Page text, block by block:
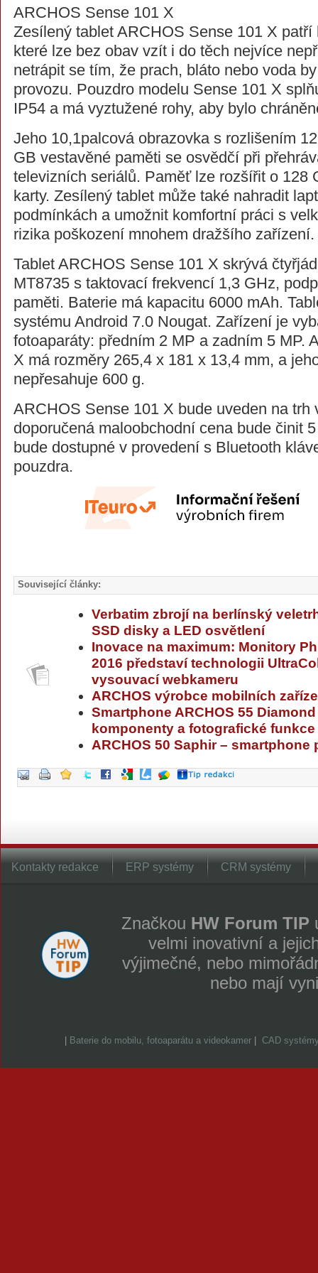
ARCHOS Sense 101 X
Zesílený tablet ARCHOS Sense 101 X
které lze bez obav vzít i do těch nejvíce
netrápit se tím, že prach, bláto nebo voda
provozu. Pouzdro modelu Sense 101 X
IP54 a má vyztužené rohy, aby bylo
Jeho 10,1palcová obrazovka s rozlišením
GB vestavěné paměti se osvědčí při
televizních seriálů. Paměť lze rozšířit o 128
karty. Zesílený tablet může také nahradit
podmínkách a umožnit komfortní práci s
rizika poškození mnohem dražšího zařízení.
Tablet ARCHOS Sense 101 X skrývá
MT8735 s taktovací frekvencí 1,3 GHz,
paměti. Baterie má kapacitu 6000 mAh.
systému Android 7.0 Nougat. Zařízení je
fotoaparáty: předním 2 MP a zadním 5 MP.
X má rozměry 265,4 x 181 x 13,4 mm, a
nepřesahuje 600 g.
ARCHOS Sense 101 X bude uveden na trh
doporučená maloobchodní cena bude činit
bude dostupné v provedení s Bluetooth
pouzdra.
Související články:
Verbatim zbrojí na berlínský
SSD disky a LED osvětlení
Inovace na maximum: Monitory
2016 představí technologii
vysouvací webkameru
ARCHOS výrobce mobilních
Smartphone ARCHOS 55
komponenty a fotografické funkce
ARCHOS 50 Saphir –
Kontakty redakce ERP systémy CRM systémy
Značkou HW Forum TIP
velmi inovativní a
výjimečné, nebo
nebo mají
Baterie do mobilu, fotoaparátu a videokamer CAD